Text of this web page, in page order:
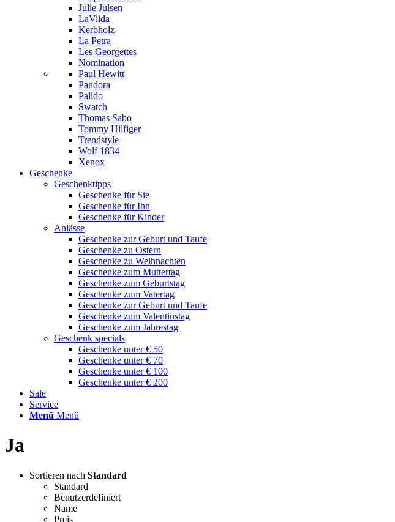
Julie Julsen
LaViida
Kerbholz
La Petra
Les Georgettes
Nomination
Paul Hewitt
Pandora
Palido
Swatch
Thomas Sabo
Tommy Hilfiger
Trendstyle
Wolf 1834
Xenox
Geschenke
Geschenktipps
Geschenke für Sie
Geschenke für Ihn
Geschenke für Kinder
Anlässe
Geschenke zur Geburt und Taufe
Geschenke zu Ostern
Geschenke zu Weihnachten
Geschenke zum Muttertag
Geschenke zum Geburtstag
Geschenke zum Vatertag
Geschenke zur Geburt und Taufe
Geschenke zum Valentinstag
Geschenke zum Jahrestag
Geschenk specials
Geschenke unter € 50
Geschenke unter € 70
Geschenke unter € 100
Geschenke unter € 200
Sale
Service
Menü Menü
Ja
Sortieren nach Standard
Standard
Benutzerdefiniert
Name
Preis